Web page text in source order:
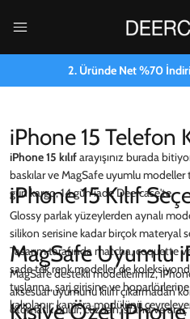
2. Üründe Net %70
iPhone 15 Telefon
iPhone 15 kılıfarayışınız burada
baskılar ve MagSafe uyumlu
gün kargo, 14 gün iade Deercase'te.
iPhone 15 Kılıf
Glossy parlak yüzeylerden aynalı
silikon serisine kadar birçok materyal
Tasarım tarafında matcha, coquette
sade tek renk modeller de
tuşlarına, şarj girişine ve
kalıplanır; kamera modülünü
MagSafe Uyumlu
MagSafe destekli modellerimiz,
aksesuar uyumunu kılıfı çıkarmadan
otomatik bulur; cüzdan, stand ve araç
Kişiye Özel iPhone